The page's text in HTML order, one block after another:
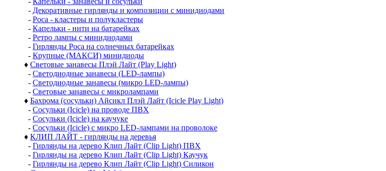
- Декоративные гирлянды и композиции с минидиодами
- Роса - кластеры и полукластеры
- Капельки - нити на батарейках
- Ретро лампы с минидиодами
- Гирлянды Роса на солнечных батарейках
- Крупные (МАКСИ) минидиоды
♦ Световые занавесы Плэй Лайт (Play Light)
- Светодиодные занавесы (LED-лампы)
- Светодиодные занавесы (микро LED-лампы)
- Световые занавесы с микролампами
♦ Бахрома (сосульки) Айсикл Плэй Лайт (Icicle Play Light)
- Сосульки (Icicle) на проводе ПВХ
- Сосульки (Icicle) на каучуке
- Сосульки (Icicle) с микро LED-лампами на проволоке
♦ КЛИП ЛАЙТ - гирлянды на деревья
- Гирлянды на дерево Клип Лайт (Clip Light) ПВХ
- Гирлянды на дерево Клип Лайт (Clip Light) Каучук
- Гирлянды на дерево Клип Лайт (Clip Light) Силикон